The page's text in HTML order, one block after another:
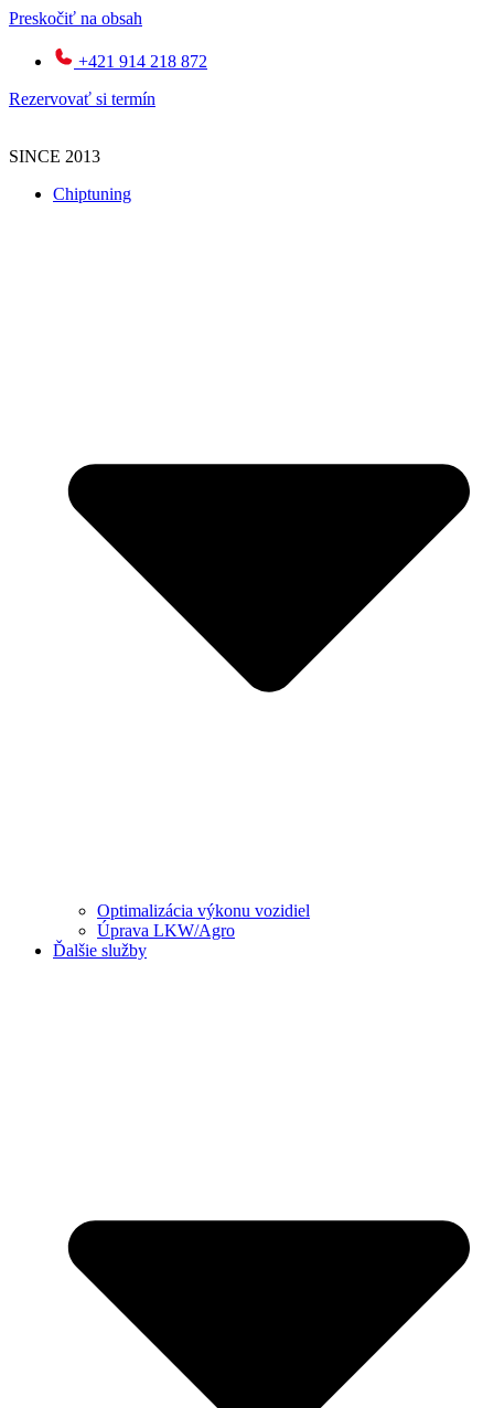
Preskočiť na obsah
+421 914 218 872
Rezervovať si termín
SINCE 2013
Chiptuning
Optimalizácia výkonu vozidiel
Úprava LKW/Agro
Ďalšie služby